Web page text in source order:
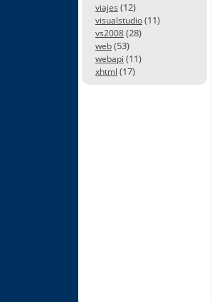
viajes (12)
visualstudio(11)
vs2008(28)
web(53)
webapi (11)
xhtml (17)